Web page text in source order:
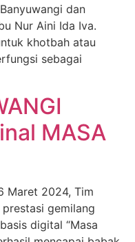
dan
Nur Aini Ida Iva.
khotbah atau
sebagai
MASA
Maret 2024, Tim
gemilang
digital “Masa